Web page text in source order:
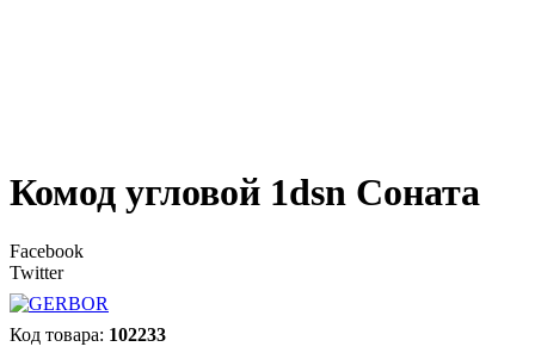
Комод угловой 1dsn Соната
Facebook
Twitter
102233